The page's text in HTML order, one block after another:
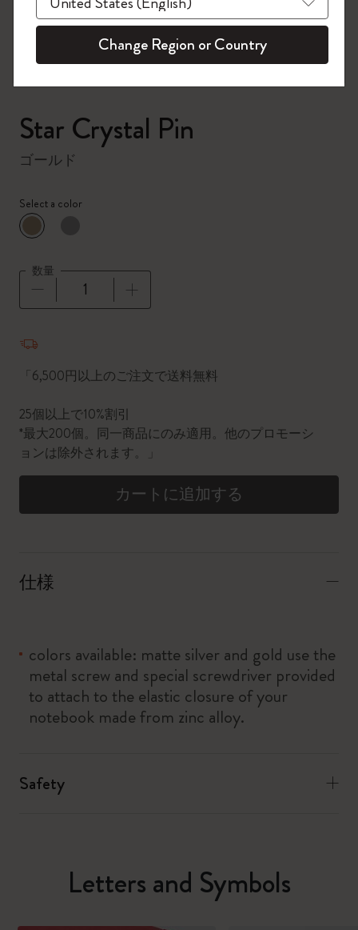
Star Crystal Pin
ゴールド
Select a color
選択済
*選択したカラー
数量
「6,500円以上のご注文で送料無料
25個以上で10%割引
*最大200個。同一商品にのみ適用。他のプロモーシ
ョンは除外されます。」
カートに追加する
仕様
colors available: matte silver and gold use the
metal screw and special screwdriver provided
to attach to the elastic closure of your
notebook made from zinc alloy.
Safety
Letters and Symbols
今すぐ会員登録 !
Change Region or Country